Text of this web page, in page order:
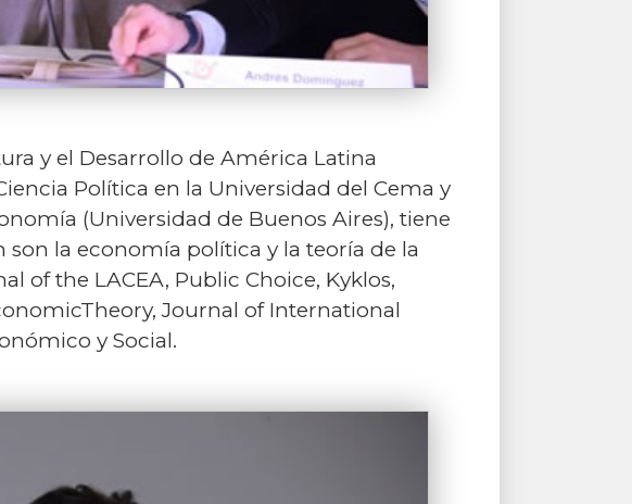
y el Desarrollo de América Latina
Política en la Universidad del Cema y
(Universidad de Buenos Aires), tiene
son la economía política y la teoría de la
of the LACEA, Public Choice, Kyklos,
Journal of International
y Social.